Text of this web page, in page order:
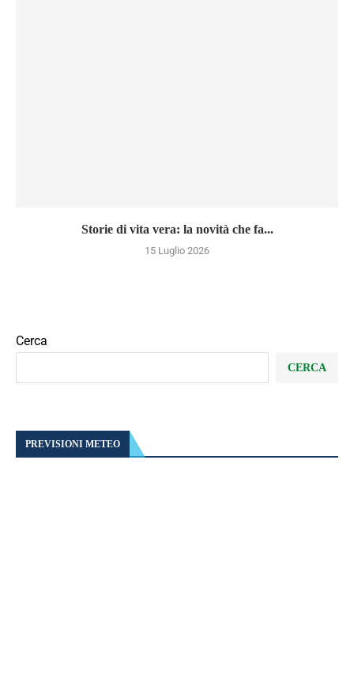
Storie di vita vera: la novità che fa...
15 Luglio 2026
Cerca
CERCA
PREVISIONI METEO